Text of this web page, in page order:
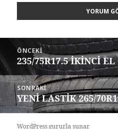
gezinmesi
ÖNCEKI
Önceki
yazı:
235/75R17.5 İKİNCİ
SONRAKI
Sonraki
yazı:
YENİ LASTİK 265/
WordPress gururla sunar